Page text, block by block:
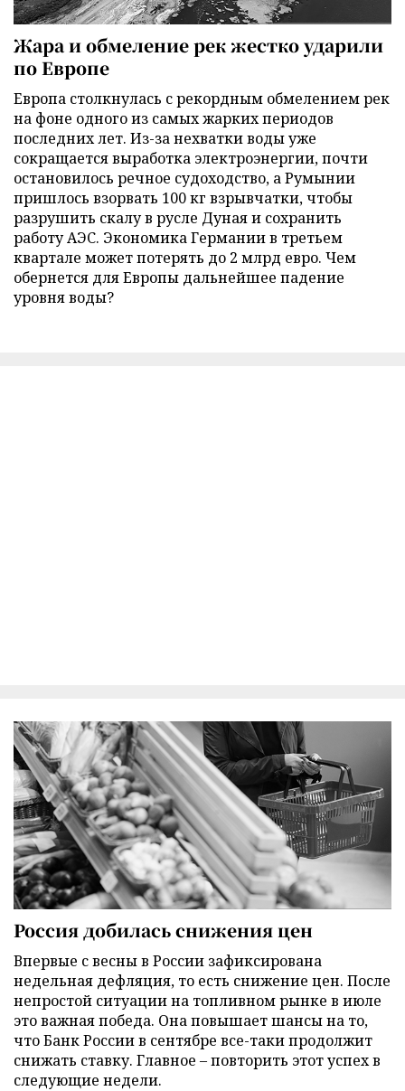
Жара и обмеление рек жестко ударили
по Европе
Европа столкнулась с рекордным обмелением рек
на фоне одного из самых жарких периодов
последних лет. Из-за нехватки воды уже
сокращается выработка электроэнергии, почти
остановилось речное судоходство, а Румынии
пришлось взорвать 100 кг взрывчатки, чтобы
разрушить скалу в русле Дуная и сохранить
работу АЭС. Экономика Германии в третьем
квартале может потерять до 2 млрд евро. Чем
обернется для Европы дальнейшее падение
уровня воды?
Россия добилась снижения цен
Впервые с весны в России зафиксирована
недельная дефляция, то есть снижение цен. После
непростой ситуации на топливном рынке в июле
это важная победа. Она повышает шансы на то,
что Банк России в сентябре все-таки продолжит
снижать ставку. Главное – повторить этот успех в
следующие недели.